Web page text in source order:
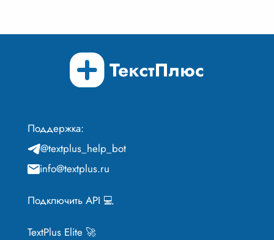
Поддержка:
@textplus_help_bot
info@textplus.ru
Подключить API 💻
TextPlus Elite 🚀